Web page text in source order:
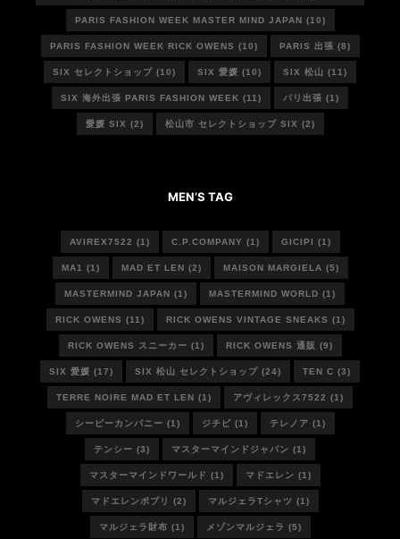
PARIS FASHION WEEK MASTER MIND JAPAN (10)
PARIS FASHION WEEK RICK OWENS (10) PARIS 出張 (8)
SIX セレクトショップ (10) SIX 愛媛 (10) SIX 松山 (11)
SIX 海外出張 PARIS FASHION WEEK (11) パリ出張 (1)
愛媛 SIX (2) 松山市 セレクトショップ SIX (2)
MEN’S TAG
AVIREX7522 (1) C.P.COMPANY (1) GICIPI (1)
MA1 (1) MAD ET LEN (2) MAISON MARGIELA (5)
MASTERMIND JAPAN (1) MASTERMIND WORLD (1)
RICK OWENS (11) RICK OWENS VINTAGE SNEAKS (1)
RICK OWENS スニーカー (1) RICK OWENS 通販 (9)
SIX 愛媛 (17) SIX 松山 セレクトショップ (24) TEN C (3)
TERRE NOIRE MAD ET LEN (1) アヴィレックス7522 (1)
シーピーカンパニー (1) ジチピ (1) テレノア (1)
テンシー (3) マスターマインドジャパン (1)
マスターマインドワールド (1) マドエレン (1)
マドエレンポプリ (2) マルジェラTシャツ (1)
マルジェラ財布 (1) メゾンマルジェラ (5)